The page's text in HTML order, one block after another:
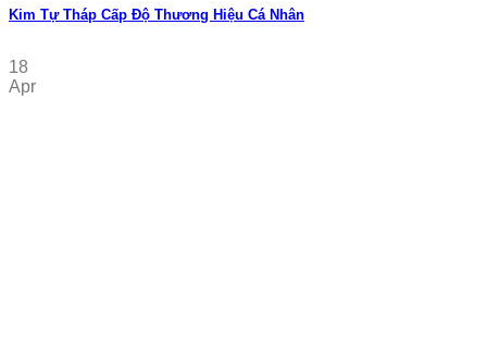
Kim Tự Tháp Cấp Độ Thương Hiệu Cá Nhân
18
Apr